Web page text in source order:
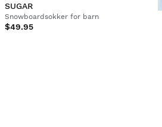
SUGAR
Snowboardsokker for barn
$49.95